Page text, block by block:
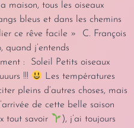
maison, tous les oiseaux
bleus et dans les chemins
ce rêve facile » C. François
quand j’entends
: Soleil Petits oiseaux
!!!
Les températures
pleins d’autres choses, mais
de cette belle saison
tout savoir
), j’ai toujours